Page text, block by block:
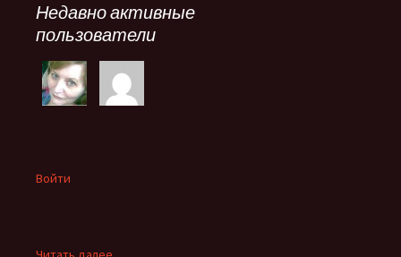
Недавно активные
пользователи
Войти